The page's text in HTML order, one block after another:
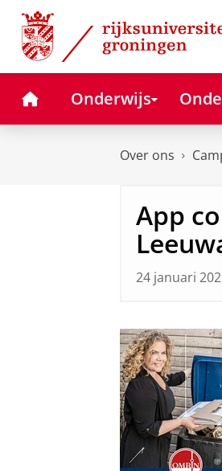
Skip
Content
Skip
Navigation
HomeOnderwijs
Over ons
App
24 januari